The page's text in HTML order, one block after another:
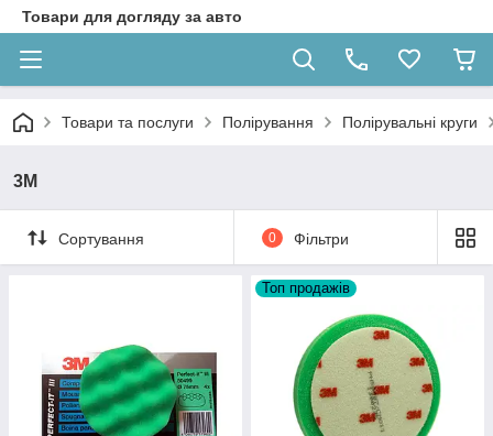
Товари для догляду за авто
Товари та послуги Полірування Полірувальні круги
3M
Сортування 0 Фільтри
Топ продажів